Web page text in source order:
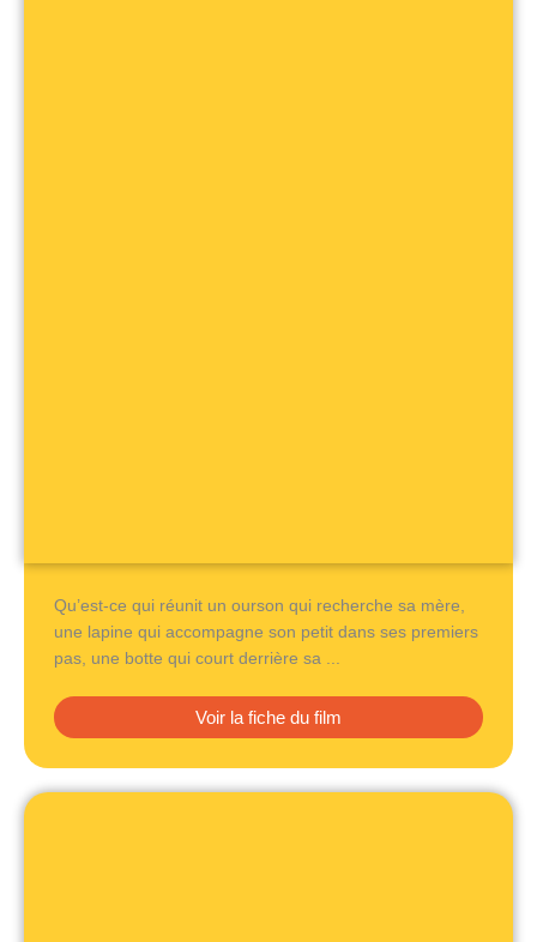
Qu’est-ce qui réunit un ourson qui recherche sa mère,
une lapine qui accompagne son petit dans ses premiers
pas, une botte qui court derrière sa ...
Voir la fiche du film